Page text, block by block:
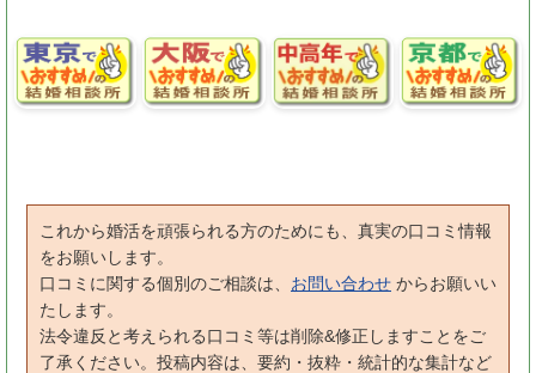
これから婚活を頑張られる方のためにも、真実の口コミ情報
をお願いします。
口コミに関する個別のご相談は、 お問い合わせ からお願いい
たします。
法令違反と考えられる口コミ等は削除&修正しますことをご
了承ください。投稿内容は、要約・抜粋・統計的な集計など